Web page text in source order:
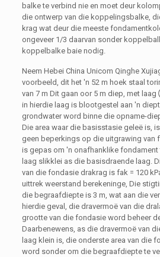
balke te verbind nie en moet deur
die ontwerp van die koppelingsbalke,
krag wat deur die meeste
ongeveer 1/3 daarvan sonder
koppelbalke baie nodig.
Neem Hebei China Unicom Qinghe
voorbeeld, dit het 'n 52 m hoek staal
van 7 m Dit gaan oor 5 m diep, met
in hierdie laag is blootgestel aan 'n
grondwater word binne die opname-
Die area waar die basisstasie geleë is,
geen beperkings op die uitgrawing van
is gepas om 'n onafhanklike
laag slikklei as die basisdraende laag.
van die fondasie drakrag is fak = 120
uittrek weerstand berekeninge, Die
die begraafdiepte is 3 m, wat aan die
hierdie geval, die dravermoë van die
grootte van die fondasie word beheer
Daarbenewens, as die dravermoë van
laag klein is, die onderste area van die
word sonder om die begraafdiepte te